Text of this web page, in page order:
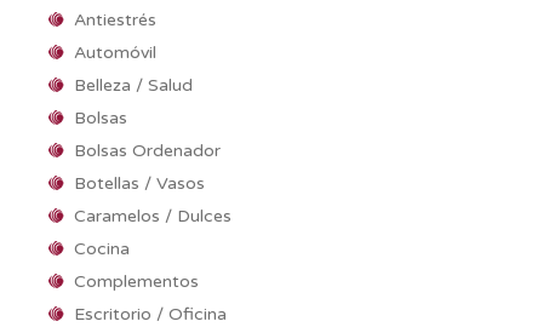
Antiestrés
Automóvil
Belleza / Salud
Bolsas
Bolsas Ordenador
Botellas / Vasos
Caramelos / Dulces
Cocina
Complementos
Escritorio / Oficina